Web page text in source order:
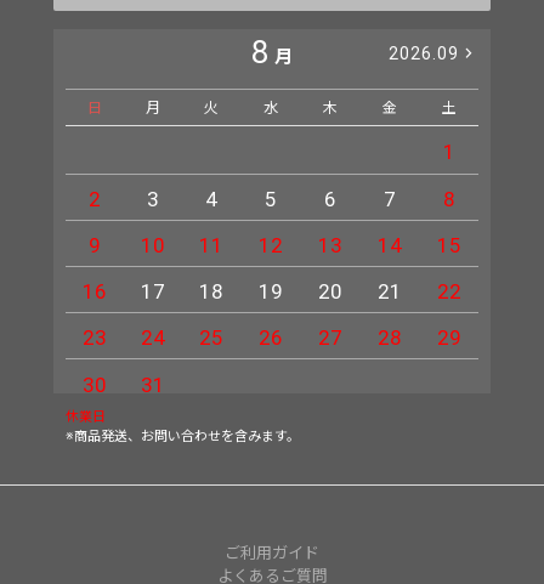
8 月 2026.09
日 月 火 水 木 金 土
1
2
3 4 5 6 7
8
9
10 11 12 13 14
15
16
17 18 19 20 21
22
23
24 25 26 27 28
29
30
31
休業日
※商品発送、お問い合わせを含みます。
ご利用ガイド
よくあるご質問